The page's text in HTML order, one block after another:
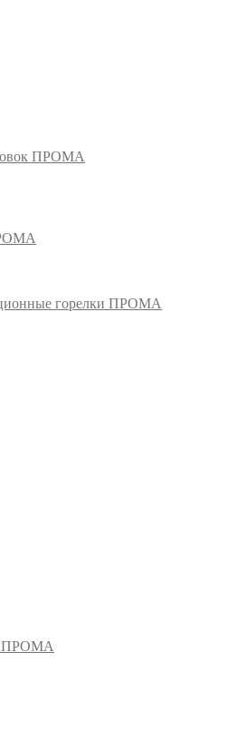
ПРОМА
горелки ПРОМА
ПРОМА